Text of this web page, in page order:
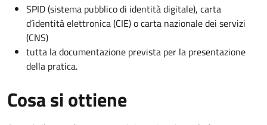
SPID (sistema pubblico di identità digitale), carta
d’identità elettronica (CIE) o carta nazionale dei servizi
(CNS)
tutta la documentazione prevista per la presentazione
della pratica.
Cosa si ottiene